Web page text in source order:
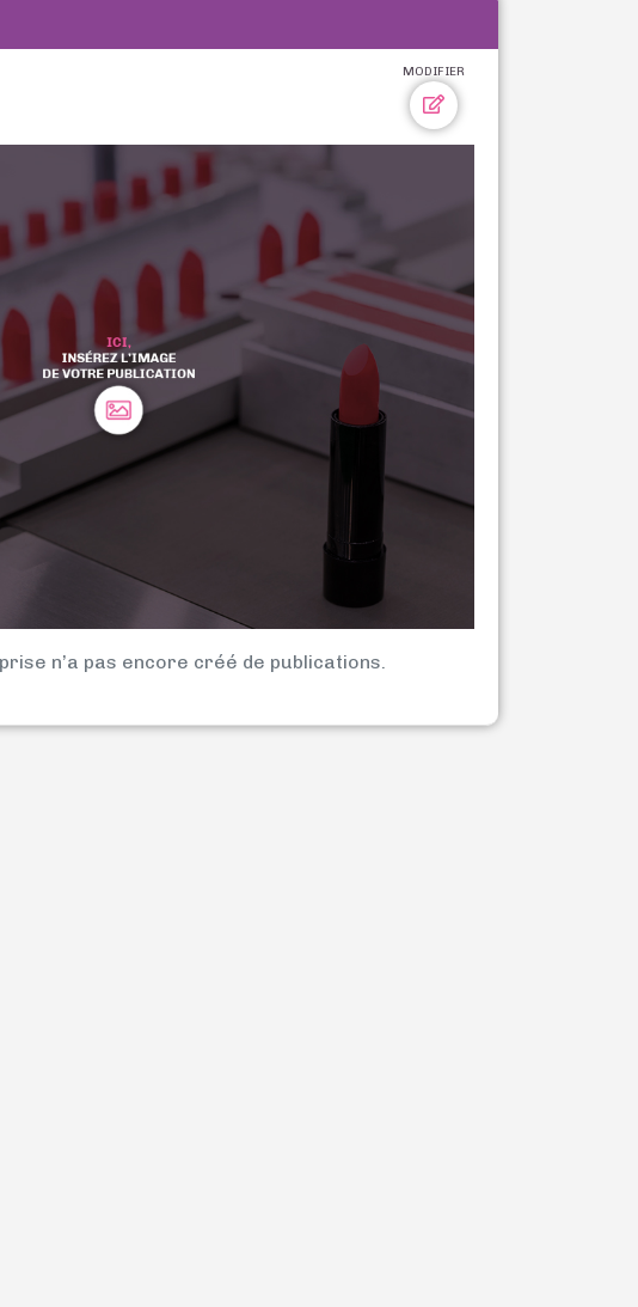
MODIFIER
n’a pas encore créé de publications.